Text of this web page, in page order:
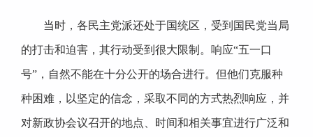
当时，各民主党派还处于国统区，受到国民党当局
的打击和迫害，其行动受到很大限制。响应“五一口
号”，自然不能在十分公开的场合进行。但他们克服种
种困难，以坚定的信念，采取不同的方式热烈响应，并
对新政协会议召开的地点、时间和相关事宜进行广泛和